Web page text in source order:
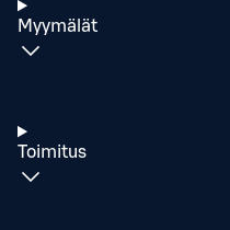
Myymälät
Toimitus